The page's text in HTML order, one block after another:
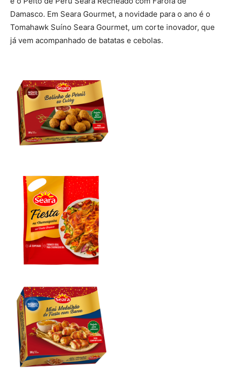
Damasco. Em Seara Gourmet, a novidade para o ano é o
Tomahawk Suíno Seara Gourmet, um corte inovador, que
já vem acompanhado de batatas e cebolas.